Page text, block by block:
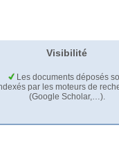
Visibilité
Les documents déposés
par les moteurs de
(Google Scholar,…).